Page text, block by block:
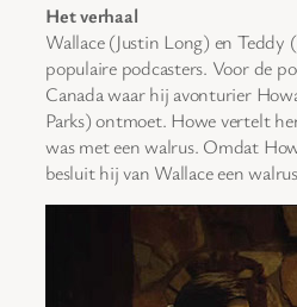
Het verhaal
Wallace (Justin Long) en Teddy
populaire podcasters. Voor de
Canada waar hij avonturier
Parks) ontmoet. Howe vertelt
was met een walrus. Omdat
besluit hij van Wallace een